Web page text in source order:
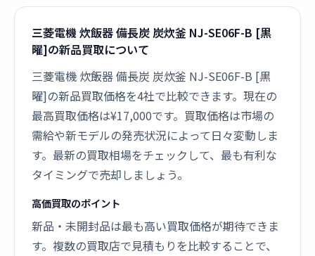
三菱電機 炊飯器 備長炭 炭炊釜 NJ-SE06F-B [黒
曜]の新品買取について
三菱電機 炊飯器 備長炭 炭炊釜 NJ-SE06F-B [黒
曜]の新品買取価格を4社で比較できます。現在の
最高買取価格は¥17,000です。買取価格は市場の
需給や新モデルの発売状況によって日々変動しま
す。最新の買取相場をチェックして、最も有利な
タイミングで売却しましょう。
高価買取のポイント
新品・未開封品は最も高い買取価格が期待できま
す。複数の買取店で見積もりを比較することで、